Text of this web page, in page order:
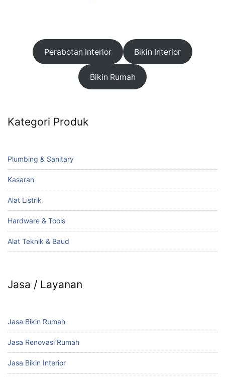
Perabotan Interior Bikin Interior
Bikin Rumah
Kategori Produk
Plumbing & Sanitary
Kasaran
Alat Listrik
Hardware & Tools
Alat Teknik & Baud
Jasa / Layanan
Jasa Bikin Rumah
Jasa Renovasi Rumah
Jasa Bikin Interior